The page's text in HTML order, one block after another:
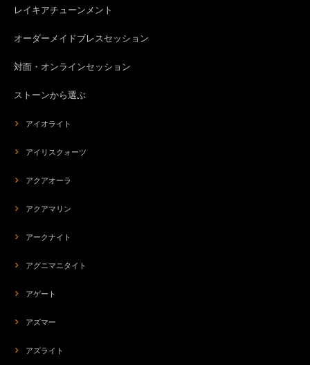
2026/07/25
すごく頼もしくて、付けているとガードマンのようで、ホッとします。なの
してくれる感じがします。さらに、自分が本当はどうしたいのか、ハッキリ
気に入ってます(^_-) いつも素敵なブレスレット、ありがとうございます！
レイキアチューンメント
オーダーメイドブレスセッション
対面・オンラインセッション
ストーンから選ぶ
アイオライト
アイリスクォーツ
アクアオーラ
アクアマリン
アークナイト
アグニマニタイト
アゲート
アズマー
アズライト